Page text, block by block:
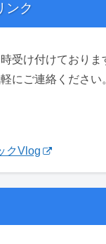
ンク
受け付けておりま
にご連絡ください
クVlog